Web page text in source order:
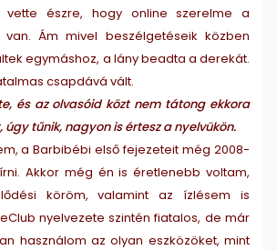
vette észre, hogy online szerelme a
Ám mivel beszélgetéseik közben
egymáshoz, a lány beadta a derekát.
csapdává vált.
és az olvasóid közt nem tátong ekkora
úgy tűnik, nagyon is értesz a nyelvükön.
a Barbibébi első fejezeteit még 2008-
Akkor még én is éretlenebb voltam,
köröm, valamint az ízlésem is
nyelvezete szintén fiatalos, de már
használom az olyan eszközöket, mint